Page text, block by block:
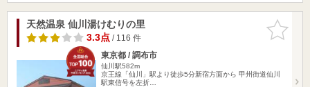
お気に入
りに追加
天然温泉 仙川湯けむりの里
3.3点/ 116 件
東京都 / 調布市
仙川駅582m
京王線「仙川」駅より徒歩5分新宿方面から 甲州街道仙川
駅東信号を左折…